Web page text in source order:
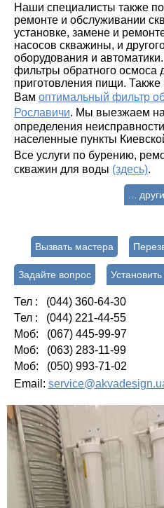
Наши специалисты также
ремонте и обслуживании
установке, замене и
насосов скважины, и
оборудования и
фильтры обратного осмоса
приготовления пищи.
Вам оптимальный фильтр
Рославичи. Мы выезжаем на
определения
населенные пункты
Все услуги по бурению,
скважин для воды (здесь).
...
Вызвать мастера
Задайте вопрос
Тел : (044) 360-64-30
Тел : (044) 221-44-55
Моб: (067) 445-99-97
Моб: (063) 283-11-99
Моб: (050) 993-71-02
Email: